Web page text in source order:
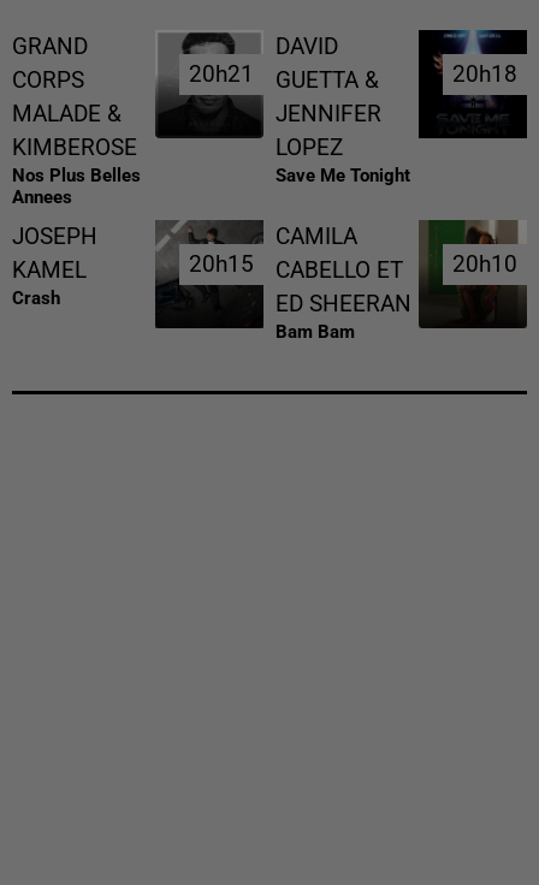
GRAND
CORPS
MALADE &
KIMBEROSE
Nos Plus Belles
Annees
20h21
20h21
DAVID
GUETTA &
JENNIFER
LOPEZ
Save Me Tonight
20h18
20h18
JOSEPH
KAMEL
Crash
20h15
20h15
CAMILA
CABELLO ET
ED SHEERAN
Bam Bam
20h10
20h10